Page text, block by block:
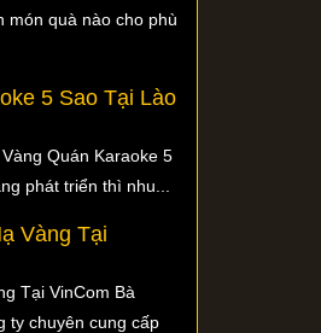
món quà nào cho phù
5 Sao Tại Lào
Quán Karaoke 5
phát triển thì nhu...
Vàng Tại
Tại VinCom Bà
ty chuyên cung cấp